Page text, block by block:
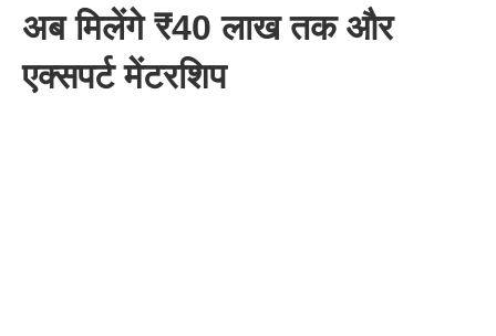
अब मिलेंगे ₹40 लाख तक और
एक्सपर्ट मेंटरशिप